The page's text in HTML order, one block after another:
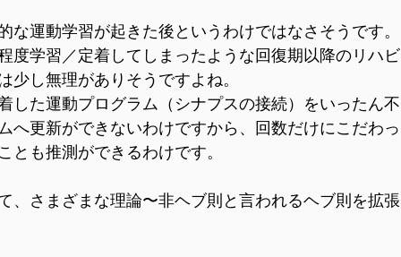
な運動学習が起きた後というわけではなさそうです。
度学習／定着してしまったような回復期以降のリハビ
少し無理がありそうですよね。
した運動プログラム（シナプスの接続）をいったん不
へ更新ができないわけですから、回数だけにこだわっ
とも推測ができるわけです。
、さまざまな理論〜非ヘブ則と言われるヘブ則を拡張